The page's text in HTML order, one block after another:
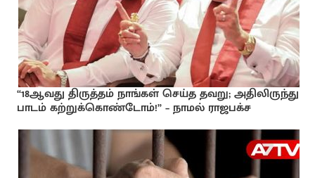
“18ஆவது திருத்தம் நாங்கள் செய்த தவறு; அதிலிருந்து
பாடம் கற்றுக்கொண்டோம்!” – நாமல் ராஜபக்ச